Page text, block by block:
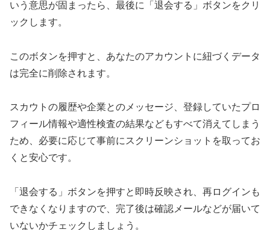
いう意思が固まったら、最後に「退会する」ボタンをクリ
ックします。
このボタンを押すと、あなたのアカウントに紐づくデータ
は完全に削除されます。
スカウトの履歴や企業とのメッセージ、登録していたプロ
フィール情報や適性検査の結果などもすべて消えてしまう
ため、必要に応じて事前にスクリーンショットを取ってお
くと安心です。
「退会する」ボタンを押すと即時反映され、再ログインも
できなくなりますので、完了後は確認メールなどが届いて
いないかチェックしましょう。